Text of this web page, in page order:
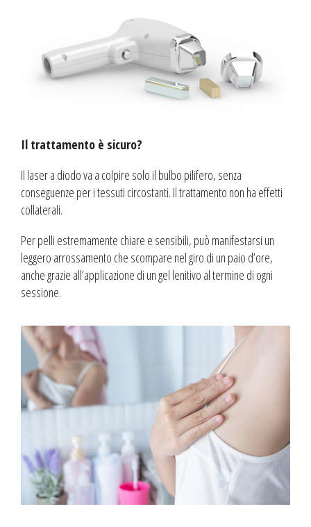
Il trattamento è sicuro?
Il laser a diodo va a colpire solo il bulbo pilifero, senza
conseguenze per i tessuti circostanti. Il trattamento non ha effetti
collaterali.
Per pelli estremamente chiare e sensibili, può manifestarsi un
leggero arrossamento che scompare nel giro di un paio d’ore,
anche grazie all’applicazione di un gel lenitivo al termine di ogni
sessione.